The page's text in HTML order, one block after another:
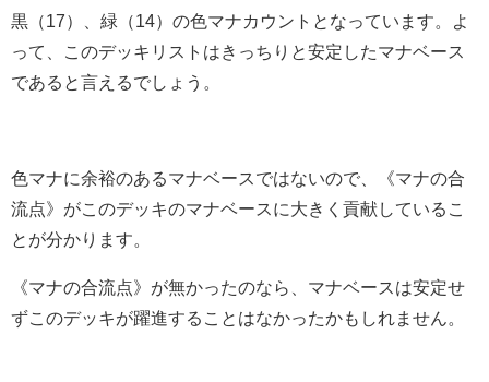
黒（17）、緑（14）の色マナカウントとなっています。よ
って、このデッキリストはきっちりと安定したマナベース
であると言えるでしょう。
色マナに余裕のあるマナベースではないので、《マナの合
流点》がこのデッキのマナベースに大きく貢献しているこ
とが分かります。
《マナの合流点》が無かったのなら、マナベースは安定せ
ずこのデッキが躍進することはなかったかもしれません。